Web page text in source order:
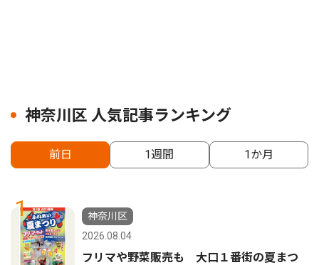
神奈川区 人気記事ランキング
前日 1週間 1か月
1
神奈川区
2026.08.04
フリマや野菜販売も 大口１番街の夏まつ